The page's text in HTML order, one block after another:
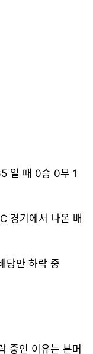
일 때 0승 0무 1
경기에서 나온 배
당만 하락 중
중인 이유는 본머